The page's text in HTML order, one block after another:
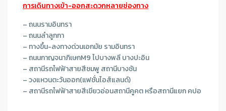
การเดินทางเข้า-ออกสะดวกหลายช่องทาง
– ถนนรามอินทรา
– ถนนลำลูกกา
– ทางขึ้น-ลงทางด่วนเอกมัย รามอินทรา
– ถนนกาญจนาภิเษกM9 ไปบางพลี บางปะอิน
– สถานีรถไฟฟ้าสายสีชมพู สถานีบางชัน
– วงแหวนตะวันออก(แฟชั่นไอส์แลนด์)
– สถานีรถไฟฟ้าสายสีเขียวอ่อนสถานีคูคต หรือสถานีแยก คปอ